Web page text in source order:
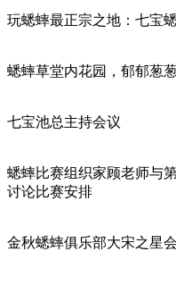
玩蟋蟀最正宗之地：七宝
蟋蟀草堂内花园，郁郁葱
七宝池总主持会议
蟋蟀比赛组织家顾老师与
讨论比赛安排
金秋蟋蟀俱乐部大宋之星